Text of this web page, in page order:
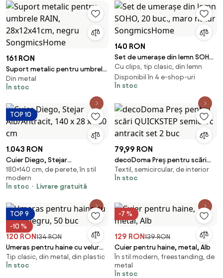
161 RON
Suport metalic pentru umbrele
RAIN, 28x12x41cm, negru
SongmicsHome
Din metal
În stoc
140 RON
Set de umerașe din lemn SOHO,
20 buc., maro natur
SongmicsHome
Cu clips, tip clasic, din lemn
Disponibil în 4 e-shop-uri
În stoc
TOP 10
1.043 RON
Cuier Diego, Stejar
Alb/Antracit, 140 x 28 x 180 cm
180×140 cm, de perete, în stil
modern
În stoc
Livrare gratuită
79,99 RON
decoDoma Preş pentru scări
QUICKSTEP semicerc antracit
set 2 buc
Textil, semicircular, de interior
În stoc
TOP 9
-10 %
120 RON134 RON
Umeras pentru haine cu velur
negru, 50 buc
Tip clasic, din metal, din plastic
În stoc
-7 %
129 RON139 RON
Cuier pentru haine, metal, Alb
În stil modern, freestanding, de
metal
În stoc